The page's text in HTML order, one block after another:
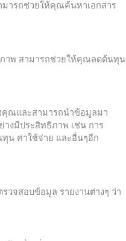
มารถช่วยให้คุณค้นหาเอกสาร
าพ สามารถช่วยให้คุณลดต้นทุน
ณและสามารถนำข้อมูลมา
างมีประสิทธิภาพ เช่น การ
ทุน ค่าใช้จ่าย และอื่นๆอีก
วจสอบข้อมูล รายงานต่างๆ ว่า